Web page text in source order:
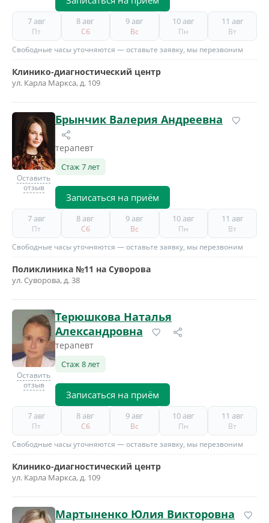
7 авг
Пт
8 авг
Сб
9 авг
Вс
10 авг
Пн
11 авг
Вт
Свободные часы уточняются — оставьте заявку, мы перезвоним
Клинико-диагностический центр
ул. Карла Маркса, д. 109
Оставить
отзыв
Брынчик Валерия Андреевна
терапевт
Стаж 7 лет
Записаться на приём
7 авг
Пт
8 авг
Сб
9 авг
Вс
10 авг
Пн
11 авг
Вт
Свободные часы уточняются — оставьте заявку, мы перезвоним
Поликлиника №11 на Суворова
ул. Суворова, д. 38
Оставить
отзыв
Терюшкова Наталья
Александровна
терапевт
Стаж 8 лет
Записаться на приём
7 авг
Пт
8 авг
Сб
9 авг
Вс
10 авг
Пн
11 авг
Вт
Свободные часы уточняются — оставьте заявку, мы перезвоним
Клинико-диагностический центр
ул. Карла Маркса, д. 109
Мартыненко Юлия Викторовна